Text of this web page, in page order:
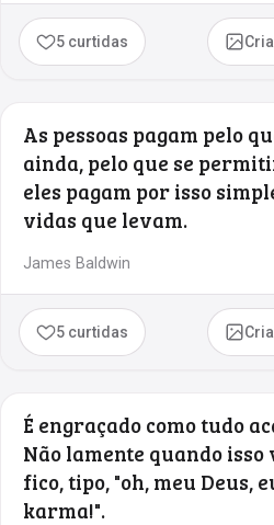
5 curtidas
As pessoas pagam pelo
ainda, pelo que se
eles pagam por isso
vidas que levam.
James Baldwin
5 curtidas
É engraçado como tudo
Não lamente quando
fico, tipo, "oh, meu Deus,
karma!".